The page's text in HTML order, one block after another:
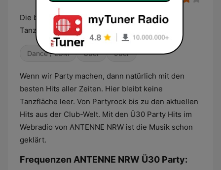
Die besten Hits aller Zeiten, hier bleibt keine
Tanzfläche leer.
Dance / EDM 80er 90er
Wenn wir Party machen, dann natürlich mit den
besten Hits aller Zeiten. Hier bleibt keine
Tanzfläche leer. Von Partyrock bis zu den aktuellen
Hits aus der Club-Welt. Mit den Ü30 Party Hits im
Webradio von ANTENNE NRW ist die Musik schon
geklärt.
Frequenzen ANTENNE NRW Ü30 Party: